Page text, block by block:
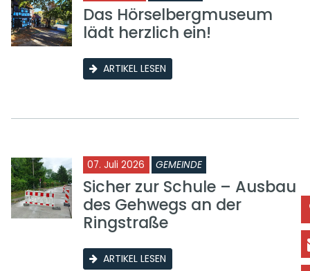
Das Hörselbergmuseum
lädt herzlich ein!
ARTIKEL LESEN
07. Juli 2026 GEMEINDE
Sicher zur Schule – Ausbau
des Gehwegs an der
Ringstraße
ARTIKEL LESEN